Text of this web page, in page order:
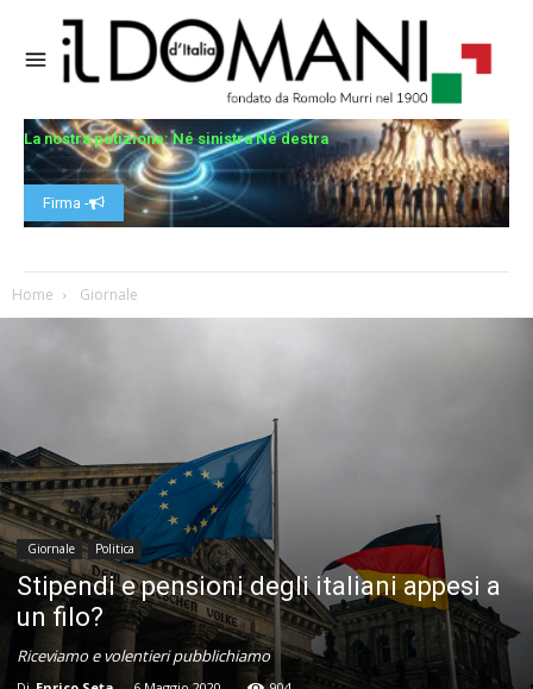
La nostra petizione: Né sinistra Né destra
Firma -
Home Giornale
Giornale Politica
Stipendi e pensioni degli italiani appesi a
un filo?
Riceviamo e volentieri pubblichiamo